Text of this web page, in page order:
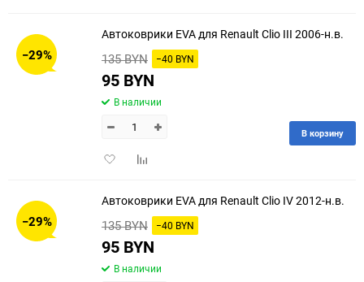
−29%
Автоковрики EVA для Renault Clio III 2006-н.в.
135 BYN −40 BYN
95 BYN
В наличии
ДобавитьДобавить
В корзину
−29%
Автоковрики EVA для Renault Clio IV 2012-н.в.
135 BYN −40 BYN
95 BYN
В наличии